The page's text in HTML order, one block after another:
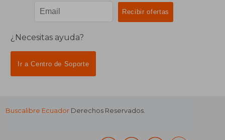
¿Necesitas ayuda?
Ir a Centro de Soporte
Buscalibre Ecuador Derechos Reservados.